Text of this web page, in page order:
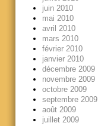
juin 2010
mai 2010
avril 2010
mars 2010
février 2010
janvier 2010
décembre 2009
novembre 2009
octobre 2009
septembre 2009
août 2009
juillet 2009